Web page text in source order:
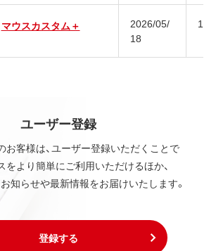
マウスカスタム＋
2026/05/
18
ユーザー登録
お客様は、ユーザー登録いただくことで
をより簡単にご利用いただけるほか、
知らせや最新情報をお届けいたします。
登録する